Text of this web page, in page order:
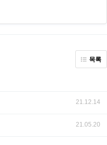
목록
21.12.14
21.05.20